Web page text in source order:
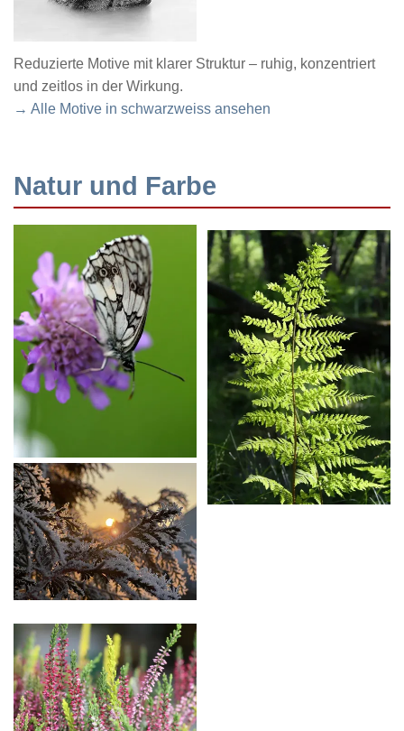
Reduzierte Motive mit klarer Struktur – ruhig, konzentriert
und zeitlos in der Wirkung.
→ Alle Motive in schwarzweiss ansehen
Natur und Farbe